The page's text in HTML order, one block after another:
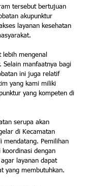
tersebut bertujuan
akupunktur
layanan kesehatan
lebih mengenal
Selain manfaatnya bagi
ini juga relatif
yang kami miliki
yang kompeten di
serupa akan
di Kecamatan
mendatang. Pemilihan
koordinasi dengan
layanan dapat
yang membutuhkan.